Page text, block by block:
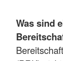
Was sind